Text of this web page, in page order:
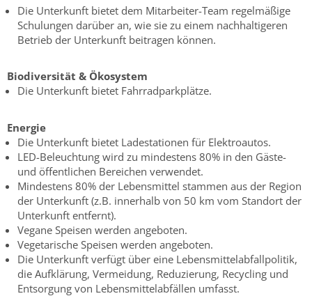
Die Unterkunft bietet dem Mitarbeiter-Team regelmäßige
Schulungen darüber an, wie sie zu einem nachhaltigeren
Betrieb der Unterkunft beitragen können.
Biodiversität & Ökosystem
Die Unterkunft bietet Fahrradparkplätze.
Energie
Die Unterkunft bietet Ladestationen für Elektroautos.
LED-Beleuchtung wird zu mindestens 80% in den Gäste-
und öffentlichen Bereichen verwendet.
Mindestens 80% der Lebensmittel stammen aus der Region
der Unterkunft (z.B. innerhalb von 50 km vom Standort der
Unterkunft entfernt).
Vegane Speisen werden angeboten.
Vegetarische Speisen werden angeboten.
Die Unterkunft verfügt über eine Lebensmittelabfallpolitik,
die Aufklärung, Vermeidung, Reduzierung, Recycling und
Entsorgung von Lebensmittelabfällen umfasst.